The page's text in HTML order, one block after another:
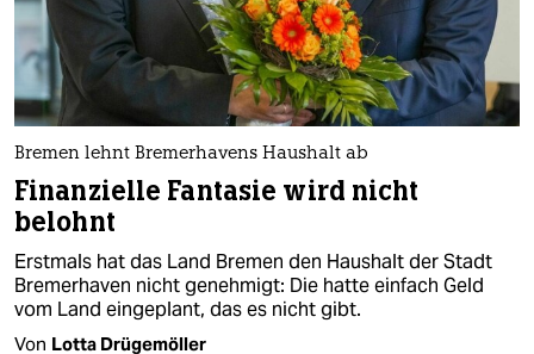
Bremen lehnt Bremerhavens Haushalt ab
Finanzielle Fantasie wird nicht
belohnt
Erstmals hat das Land Bremen den Haushalt der Stadt
Bremerhaven nicht genehmigt: Die hatte einfach Geld
vom Land eingeplant, das es nicht gibt.
Von Lotta Drügemöller